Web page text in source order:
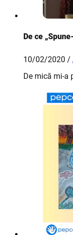
De ce
10/02/2020 /
De mică mi-a